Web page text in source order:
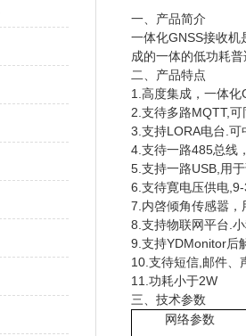
一、产品简介
一体化GNSS接收机
成的一体的低功耗
二、产品特点
1.高度集成，一体化
2.支待多路MQTT,
3.支持LORA电台.
4.支待一路485总线
5.支持一路USB,用
6.支待寛电压供电
7.内啓倾角传感嚣
8.支持物联网平台.
9.支持YDMonitor后
10.支待短信,邮件、
11.功耗小于2W
三、技术参数
网络参数